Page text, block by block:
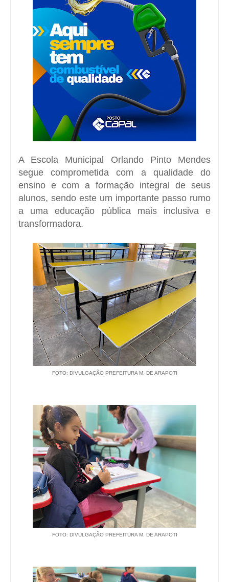
A Escola Municipal Orlando Pinto Mendes
segue comprometida com a qualidade do
ensino e com a formação integral de seus
alunos, sendo este um importante passo rumo
a uma educação pública mais inclusiva e
transformadora.
FOTO: DIVULGAÇÃO PREFEITURA M. DE ARAPOTI
FOTO: DIVULGAÇÃO PREFEITURA M. DE ARAPOTI